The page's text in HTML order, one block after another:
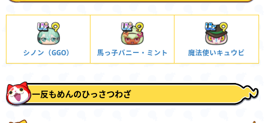
シノン（GGO） 馬っ子バニー・ミント 魔法使いキュウビ
一反もめんのひっさつわざ